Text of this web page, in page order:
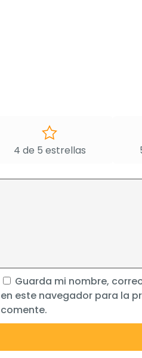
4 de 5 estrellas
Guarda mi nombre,
en este navegador para la
comente.